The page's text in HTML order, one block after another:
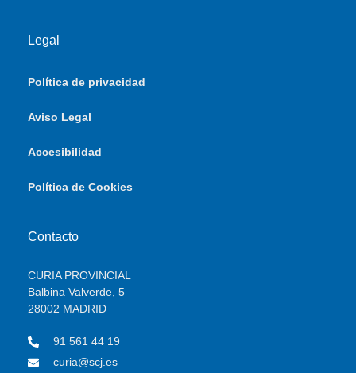
Legal
Política de privacidad
Aviso Legal
Accesibilidad
Política de Cookies
Contacto
CURIA PROVINCIAL
Balbina Valverde, 5
28002 MADRID
91 561 44 19
curia@scj.es